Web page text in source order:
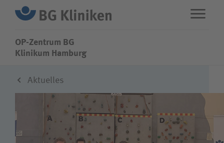
OP-Zentrum BG
Leistungen
OP-Zentrum BG
Klinikum Hamburg
Aktuelles